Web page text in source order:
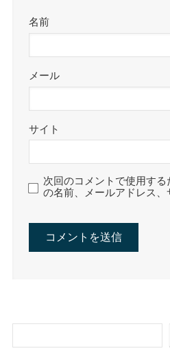
名前
メール
サイト
次回のコメントで使用す
の名前、メールアドレス、